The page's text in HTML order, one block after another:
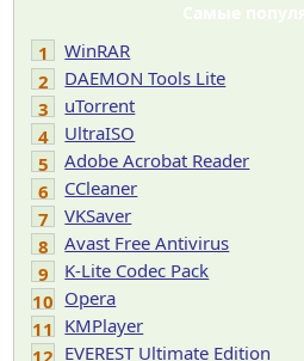
Самые
1
WinRAR
2
DAEMON Tools Lite
3
uTorrent
4
UltraISO
5
Adobe Acrobat Reader
6
CCleaner
7
VKSaver
8
Avast Free Antivirus
9
K-Lite Codec Pack
10 Opera
11 KMPlayer
12 EVEREST Ultimate Edition